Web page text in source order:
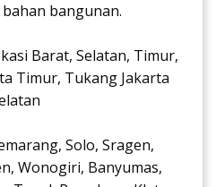
bangunan.
Barat, Selatan, Timur,
Timur, Tukang Jakarta
Solo, Sragen,
Wonogiri, Banyumas,